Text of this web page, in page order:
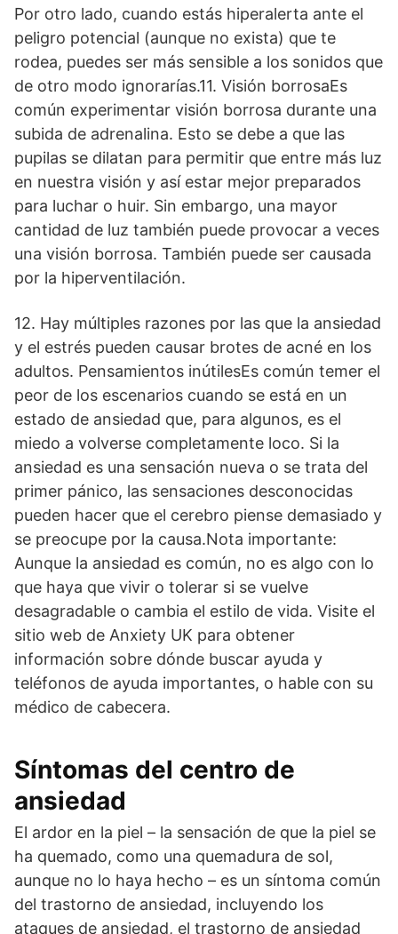
Por otro lado, cuando estás hiperalerta ante el
peligro potencial (aunque no exista) que te
rodea, puedes ser más sensible a los sonidos que
de otro modo ignorarías.11. Visión borrosaEs
común experimentar visión borrosa durante una
subida de adrenalina. Esto se debe a que las
pupilas se dilatan para permitir que entre más luz
en nuestra visión y así estar mejor preparados
para luchar o huir. Sin embargo, una mayor
cantidad de luz también puede provocar a veces
una visión borrosa. También puede ser causada
por la hiperventilación.
12. Hay múltiples razones por las que la ansiedad
y el estrés pueden causar brotes de acné en los
adultos. Pensamientos inútilesEs común temer el
peor de los escenarios cuando se está en un
estado de ansiedad que, para algunos, es el
miedo a volverse completamente loco. Si la
ansiedad es una sensación nueva o se trata del
primer pánico, las sensaciones desconocidas
pueden hacer que el cerebro piense demasiado y
se preocupe por la causa.Nota importante:
Aunque la ansiedad es común, no es algo con lo
que haya que vivir o tolerar si se vuelve
desagradable o cambia el estilo de vida. Visite el
sitio web de Anxiety UK para obtener
información sobre dónde buscar ayuda y
teléfonos de ayuda importantes, o hable con su
médico de cabecera.
Síntomas del centro de
ansiedad
El ardor en la piel – la sensación de que la piel se
ha quemado, como una quemadura de sol,
aunque no lo haya hecho – es un síntoma común
del trastorno de ansiedad, incluyendo los
ataques de ansiedad, el trastorno de ansiedad